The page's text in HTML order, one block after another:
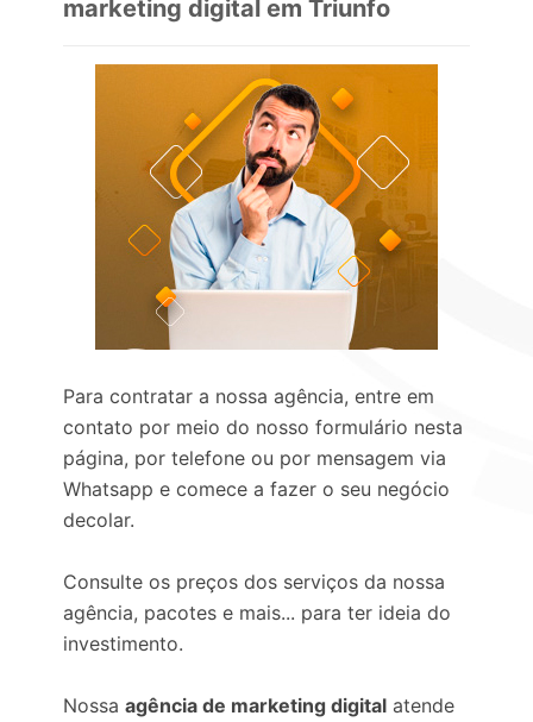
marketing digital em Triunfo
Para contratar a nossa agência, entre em
contato por meio do nosso formulário nesta
página, por telefone ou por mensagem via
Whatsapp e comece a fazer o seu negócio
decolar.
Consulte os preços dos serviços da nossa
agência, pacotes e mais... para ter ideia do
investimento.
Nossa agência de marketing digital atende